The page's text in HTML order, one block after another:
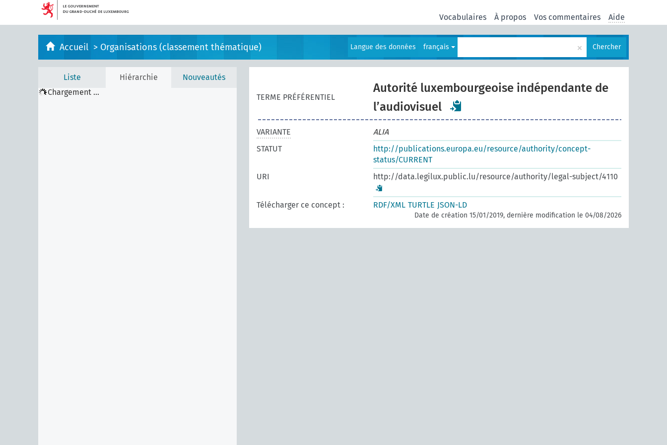
Vocabulaires À propos Vos commentaires Aide
Accueil > Organisations (classement thématique) Langue des données français × Chercher
Liste Hiérarchie
Nouveautés
Chargement ...
TERME PRÉFÉRENTIEL
Autorité luxembourgeoise indépendante de
l’audiovisuel
VARIANTE
ALIA
STATUT
http://publications.europa.eu/resource/authority/concept-
status/CURRENT
URI
http://data.legilux.public.lu/resource/authority/legal-subject/4110
Télécharger ce concept : RDF/XML TURTLE JSON-LD
Date de création 15/01/2019, dernière modification le 04/08/2026